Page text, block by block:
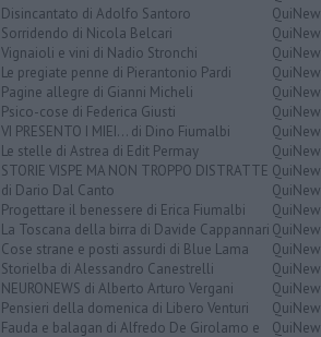
Disincantato di Adolfo Santoro
Sorridendo di Nicola Belcari
Vignaioli e vini di Nadio Stronchi
Le pregiate penne di Pierantonio Pardi
Pagine allegre di Gianni Micheli
Psico-cose di Federica Giusti
VI PRESENTO I MIEI... di Dino Fiumalbi
Le stelle di Astrea di Edit Permay
STORIE VISPE MA NON TROPPO DISTRATTE
di Dario Dal Canto
Progettare il benessere di Erica Fiumalbi
La Toscana della birra di Davide Cappannari
Cose strane e posti assurdi di Blue Lama
Storielba di Alessandro Canestrelli
NEURONEWS di Alberto Arturo Vergani
Pensieri della domenica di Libero Venturi
Fauda e balagan di Alfredo De Girolamo e